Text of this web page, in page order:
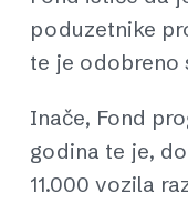
poduzetnike
te je odobreno
Inače, Fond
godina te je,
11.000 vozila